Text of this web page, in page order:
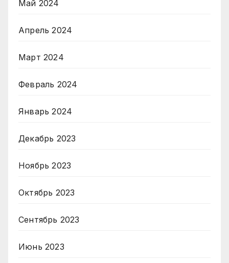
Май 2024
Апрель 2024
Март 2024
Февраль 2024
Январь 2024
Декабрь 2023
Ноябрь 2023
Октябрь 2023
Сентябрь 2023
Июнь 2023